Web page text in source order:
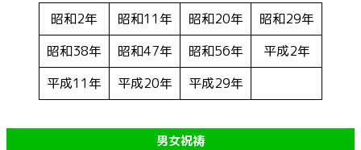
昭和2年 昭和11年 昭和20年
昭和29年
昭和38年
昭和47年 昭和56年
平成2年
平成11年
平成20年 平成29年
男女祝祷